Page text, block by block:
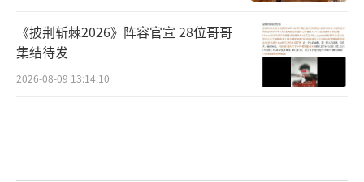
《披荆斩棘2026》阵容官宣 28位哥哥
集结待发
2026-08-09 13:14:10